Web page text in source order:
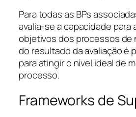
Para todas as BPs
avalia-se a capacidade para
objetivos dos processos de
do resultado da avaliação é
para atingir o nível ideal de
processo.
Frameworks de